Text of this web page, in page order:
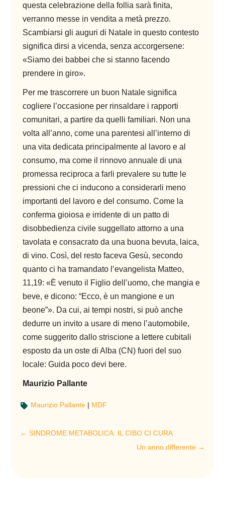
questa celebrazione della follia sarà finita,
verranno messe in vendita a metà prezzo.
Scambiarsi gli auguri di Natale in questo contesto
significa dirsi a vicenda, senza accorgersene:
«Siamo dei babbei che si stanno facendo
prendere in giro».
Per me trascorrere un buon Natale significa
cogliere l’occasione per rinsaldare i rapporti
comunitari, a partire da quelli familiari. Non una
volta all’anno, come una parentesi all’interno di
una vita dedicata principalmente al lavoro e al
consumo, ma come il rinnovo annuale di una
promessa reciproca a farli prevalere su tutte le
pressioni che ci inducono a considerarli meno
importanti del lavoro e del consumo. Come la
conferma gioiosa e irridente di un patto di
disobbedienza civile suggellato attorno a una
tavolata e consacrato da una buona bevuta, laica,
di vino. Così, del resto faceva Gesù, secondo
quanto ci ha tramandato l’evangelista Matteo,
11,19: «È venuto il Figlio dell’uomo, che mangia e
beve, e dicono: “Ecco, è un mangione e un
beone”». Da cui, ai tempi nostri, si può anche
dedurre un invito a usare di meno l’automobile,
come suggerito dallo striscione a lettere cubitali
esposto da un oste di Alba (CN) fuori del suo
locale: Guida poco devi bere.
Maurizio Pallante
 Maurizio Pallante| MDF
←SINDROME METABOLICA: IL CIBO CI CURA
Un anno differente→